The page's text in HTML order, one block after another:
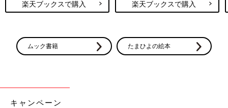
楽天ブックスで購入 楽天ブックスで購入
ムック書籍 たまひよの絵本
キャンペーン